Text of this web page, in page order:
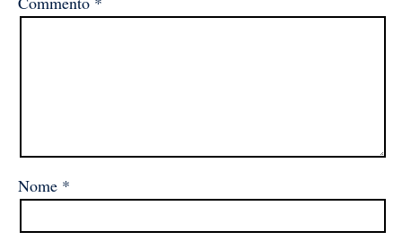
Nome *